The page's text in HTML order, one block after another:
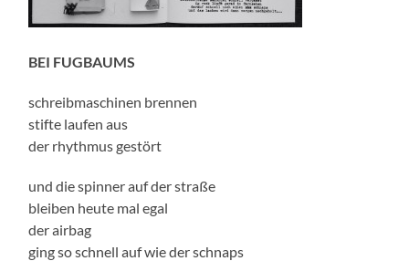
BEI FUGBAUMS
schreibmaschinen brennen
stifte laufen aus
der rhythmus gestört
und die spinner auf der straße
bleiben heute mal egal
der airbag
ging so schnell auf wie der schnaps